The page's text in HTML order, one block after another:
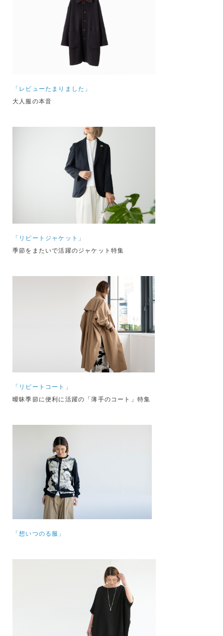
「レビューたまりました」
大人服の本音
「リピートジャケット」
季節をまたいで活躍のジャケット特集
「リピートコート」
曖昧季節に便利に活躍の「薄手のコート」特集
「想いつのる服」